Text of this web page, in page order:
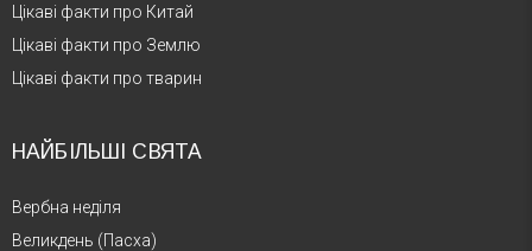
Цікаві факти про Китай
Цікаві факти про Землю
Цікаві факти про тварин
НАЙБІЛЬШІ СВЯТА
Вербна неділя
Великдень (Пасха)